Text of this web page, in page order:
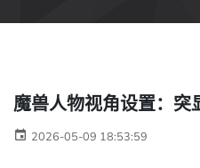
魔兽人物视角设置：突
2026-05-09 18:53:59